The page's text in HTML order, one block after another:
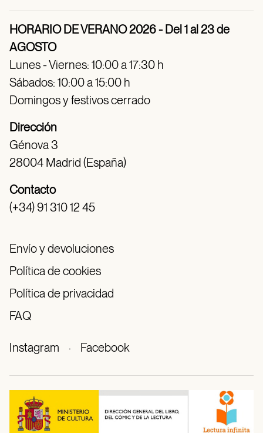
HORARIO DE VERANO 2026 - Del 1 al 23 de
AGOSTO
Lunes - Viernes: 10:00 a 17:30 h
Sábados: 10:00 a 15:00 h
Domingos y festivos cerrado
Dirección
Génova 3
28004 Madrid (España)
Contacto
(+34) 91 310 12 45
Envío y devoluciones
Política de cookies
Política de privacidad
FAQ
Instagram · Facebook